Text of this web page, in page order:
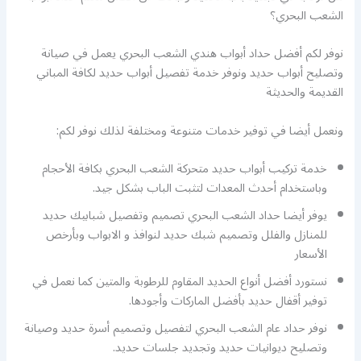
الشعب البحري؟
نوفر لكم أفضل حداد أبواب هندي الشعب البحري يعمل في صيانة
وتصليح أبواب حديد ونوفر خدمة تفصيل أبواب حديد لكافة المباني
القديمة والحديثة
ونعمل أيضا في توفير خدمات متنوعة ومختلفة لذلك نوفر لكم:
خدمة تركيب أبواب حديد متحركة الشعب البحري بكافة الأحجام
وباستخدام أحدث المعدات لتثبت الباب بشكل جيد.
يوفر أيضا حداد الشعب البحري تصميم وتفصيل شبابيك حديد
للمنازل والفلل وتصميم شبك حديد لنوافذ و الابواب وبأرخص
الأسعار
نستورد أفضل أنواع الحديد المقاوم للرطوبة والمتين كما نعمل في
توفير أقفال حديد بأفضل الماركات وأجودها.
نوفر حداد عام الشعب البحري لتفصيل وتصميم أسرة حديد وصيانة
وتصليح ديوانيات حديد وتجديد جلسات حديد.